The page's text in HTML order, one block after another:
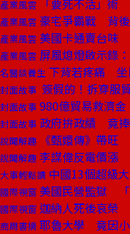
產業風雲 「要死不活」術
產業風雲 豪宅爭霸戰 背
產業風雲 美國卡通賣台味
產業風雲 屏風熄燈啟示錄
名醫談養生 下背若疼痛 坐
封面故事 簽假的！拆穿服
封面故事 980億貿易救濟
封面故事 政府拚政績 竟捧
說聞解趣 《甄嬛傳》帶旺
說聞解趣 李謀偉反電價漲
大事輕鬆讀 中國13個超級
國際視窗 美國民營監獄
國際視窗 迦納人死後哀榮
商周書摘 耶魯大學 竟因